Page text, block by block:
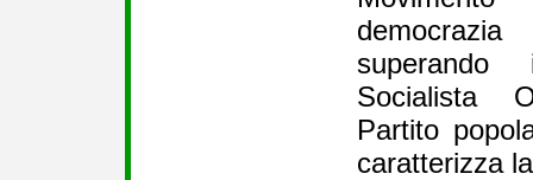
Socialista
Partito
caratterizza